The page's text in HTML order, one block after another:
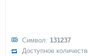
Символ: 131237
Доступное